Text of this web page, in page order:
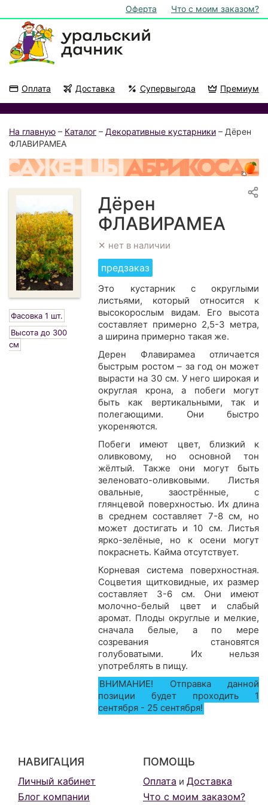
Оферта Что с моим заказом?
Оплата Доставка Супервыгода Премиум
На главную – Каталог – Декоративные кустарники – Дёрен
ФЛАВИРАМЕА
Фасовка 1 шт.
Высота до 300
см
Дёрен
ФЛАВИРАМЕА
✕ нет в наличии
предзаказ
Это кустарник с округлыми
листьями, который относится к
высокорослым видам. Его высота
составляет примерно 2,5-3 метра,
а ширина примерно такая же.
Дерен Флавирамеа отличается
быстрым ростом – за год он может
вырасти на 30 см. У него широкая и
округлая крона, а побеги могут
быть как вертикальными, так и
полегающими. Они быстро
укореняются.
Побеги имеют цвет, близкий к
оливковому, но основной тон
жёлтый. Также они могут быть
зеленовато-оливковыми. Листья
овальные, заострённые, с
глянцевой поверхностью. Их длина
в среднем составляет 7-8 см, но
может достигать и 10 см. Листья
ярко-зелёные, но к осени могут
покраснеть. Кайма отсутствует.
Корневая система поверхностная.
Соцветия щитковидные, их размер
составляет 3-6 см. Они имеют
молочно-белый цвет и слабый
аромат. Плоды округлые и мелкие,
сначала белые, а по мере
созревания становятся
голубоватыми. Их нельзя
употреблять в пищу.
ВНИМАНИЕ! Отправка данной
позиции будет проходить 1
сентября - 25 сентября!
НАВИГАЦИЯ
Личный кабинет
Блог компании
ПОМОЩЬ
Оплата и Доставка
Что с моим заказом?